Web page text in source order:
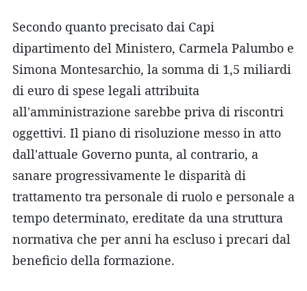
Secondo quanto precisato dai Capi
dipartimento del Ministero, Carmela Palumbo e
Simona Montesarchio, la somma di 1,5 miliardi
di euro di spese legali attribuita
all'amministrazione sarebbe priva di riscontri
oggettivi. Il piano di risoluzione messo in atto
dall'attuale Governo punta, al contrario, a
sanare progressivamente le disparità di
trattamento tra personale di ruolo e personale a
tempo determinato, ereditate da una struttura
normativa che per anni ha escluso i precari dal
beneficio della formazione.